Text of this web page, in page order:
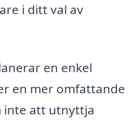
i ditt val av
en enkel
en mer omfattande
inte att utnyttja